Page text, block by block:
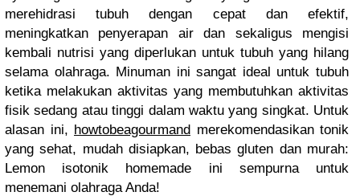
merehidrasi tubuh dengan cepat dan efektif,
meningkatkan penyerapan air dan sekaligus mengisi
kembali nutrisi yang diperlukan untuk tubuh yang hilang
selama olahraga. Minuman ini sangat ideal untuk tubuh
ketika melakukan aktivitas yang membutuhkan aktivitas
fisik sedang atau tinggi dalam waktu yang singkat. Untuk
alasan ini, howtobeagourmand merekomendasikan tonik
yang sehat, mudah disiapkan, bebas gluten dan murah:
Lemon isotonik homemade ini sempurna untuk
menemani olahraga Anda!